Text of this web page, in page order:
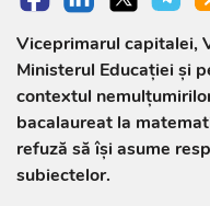
Viceprimarul capitalei,
Ministerul Educației și
contextul
bacalaureat la
refuză să își asume
subiectelor.